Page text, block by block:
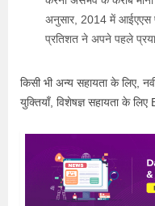
अनुसार, 2014 में आईएएस
प्रतिशत ने अपने पहले
किसी भी अन्य सहायता के लिए,
युक्तियाँ, विशेषज्ञ सहायता के लिए